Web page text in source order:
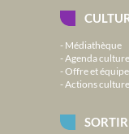
Médiathèque
Agenda
Offre et
Actions